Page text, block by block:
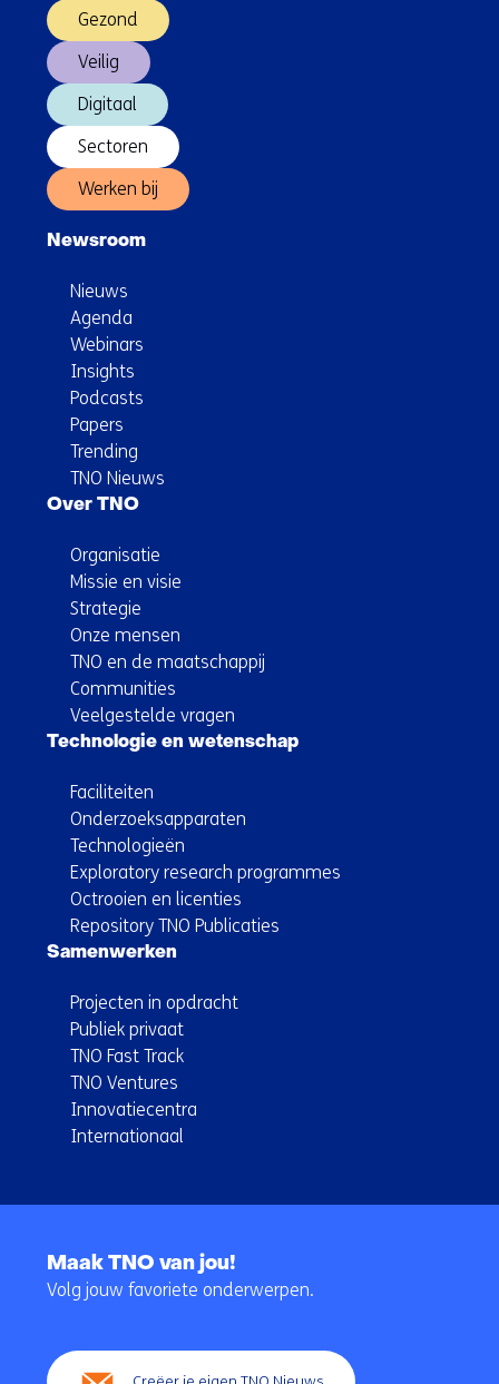
Gezond
Veilig
Digitaal
Sectoren
Werken bij
Newsroom
Nieuws
Agenda
Webinars
Insights
Podcasts
Papers
Trending
TNO Nieuws
Over TNO
Organisatie
Missie en visie
Strategie
Onze mensen
TNO en de maatschappij
Communities
Veelgestelde vragen
Technologie en wetenschap
Faciliteiten
Onderzoeksapparaten
Technologieën
Exploratory research programmes
Octrooien en licenties
Repository TNO Publicaties
Samenwerken
Projecten in opdracht
Publiek privaat
TNO Fast Track
TNO Ventures
Innovatiecentra
Internationaal
navigatie
Maak TNO van jou!
Volg jouw favoriete onderwerpen.